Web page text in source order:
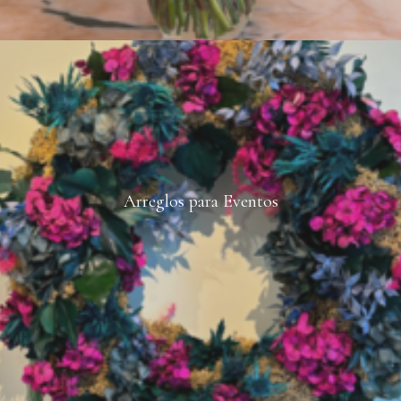
Arreglos para Eventos